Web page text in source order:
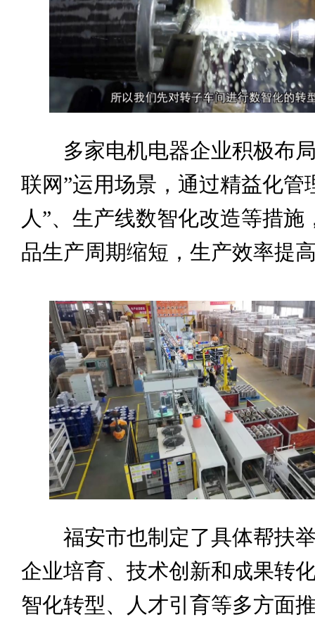
多家电机电器企业积极布局
联网”运用场景，通过精益化管
人”、生产线数智化改造等措施
品生产周期缩短，生产效率提
福安市也制定了具体帮扶举
企业培育、技术创新和成果转
智化转型、人才引育等多方面